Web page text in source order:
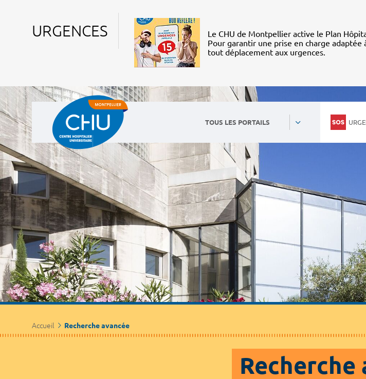
URGENCES
Le CHU de Montpellier active le Plan
Pour garantir une prise en charge adaptée
tout déplacement aux urgences.
TOUS LES PORTAILS
Accueil Recherche avancée
Recherche